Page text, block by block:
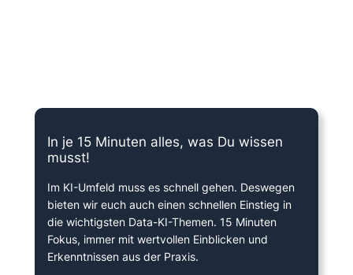
In je 15 Minuten alles, was Du wissen
musst!
Im KI-Umfeld muss es schnell gehen. Deswegen
bieten wir euch auch einen schnellen Einstieg in
die wichtigsten Data-KI-Themen. 15 Minuten
Fokus, immer mit wertvollen Einblicken und
Erkenntnissen aus der Praxis.